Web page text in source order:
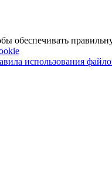
обеспечивать
использования